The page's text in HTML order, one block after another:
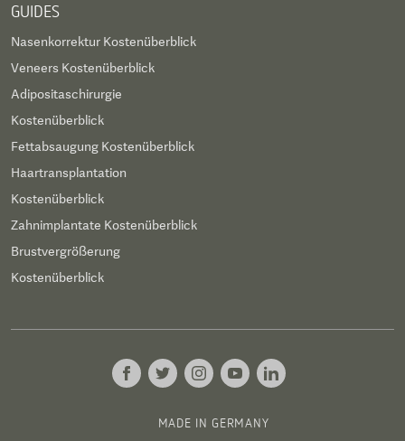
GUIDES
Nasenkorrektur Kostenüberblick
Veneers Kostenüberblick
Adipositaschirurgie
Kostenüberblick
Fettabsaugung Kostenüberblick
Haartransplantation
Kostenüberblick
Zahnimplantate Kostenüberblick
Brustvergrößerung
Kostenüberblick
MADE IN GERMANY